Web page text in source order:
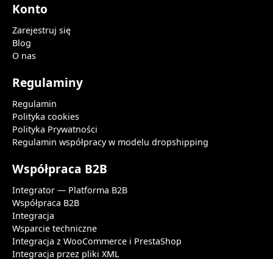
Konto
Zarejestruj się
Blog
O nas
Regulaminy
Regulamin
Polityka cookies
Polityka Prywatności
Regulamin współpracy w modelu dropshipping
Współpraca B2B
Integrator — Platforma B2B
Współpraca B2B
Integracja
Wsparcie techniczne
Integracja z WooCommerce i PrestaShop
Integracja przez pliki XML